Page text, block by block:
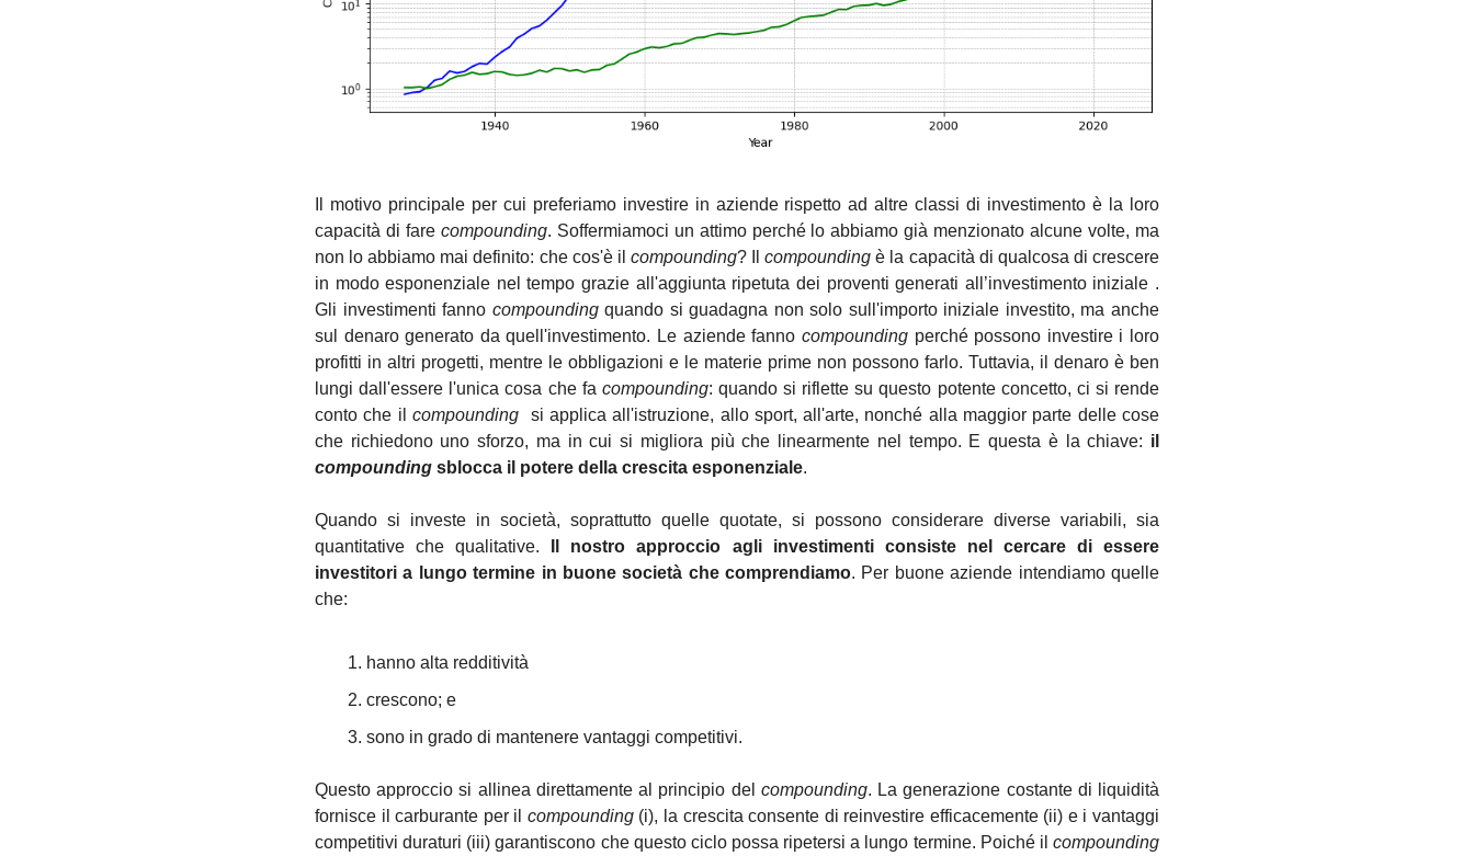
Il motivo principale per cui preferiamo investire in aziende rispetto ad altre classi di investimento è la loro
capacità di fare compounding. Soffermiamoci un attimo perché lo abbiamo già menzionato alcune volte, ma
non lo abbiamo mai definito: che cos'è il compounding? Il compounding è la capacità di qualcosa di crescere
in modo esponenziale nel tempo grazie all'aggiunta ripetuta dei proventi generati all’investimento iniziale .
Gli investimenti fanno compounding quando si guadagna non solo sull'importo iniziale investito, ma anche
sul denaro generato da quell'investimento. Le aziende fanno compounding perché possono investire i loro
profitti in altri progetti, mentre le obbligazioni e le materie prime non possono farlo. Tuttavia, il denaro è ben
lungi dall'essere l'unica cosa che fa compounding: quando si riflette su questo potente concetto, ci si rende
conto che il compounding
si applica all'istruzione, allo sport, all'arte, nonché alla maggior parte delle cose
che richiedono uno sforzo, ma in cui si migliora più che linearmente nel tempo. E questa è la chiave:
compounding sblocca il potere della crescita esponenziale.
Quando si investe in società, soprattutto quelle quotate, si possono considerare diverse variabili, sia
quantitative che qualitative.
Il nostro approccio agli investimenti consiste nel cercare di essere
investitori a lungo termine in buone società che comprendiamo. Per buone aziende intendiamo quelle
che:
hanno alta redditività
crescono; e
sono in grado di mantenere vantaggi competitivi.
Questo approccio si allinea direttamente al principio del compounding. La generazione costante di liquidità
fornisce il carburante per il compounding (i), la crescita consente di reinvestire efficacemente (ii) e i vantaggi
competitivi duraturi (iii) garantiscono che questo ciclo possa ripetersi a lungo termine. Poiché il compounding